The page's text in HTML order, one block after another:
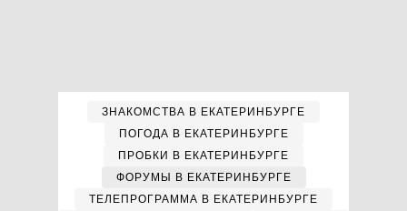
ЗНАКОМСТВА В ЕКАТЕРИНБУРГЕ
ПОГОДА В ЕКАТЕРИНБУРГЕ
ПРОБКИ В ЕКАТЕРИНБУРГЕ
ФОРУМЫ В ЕКАТЕРИНБУРГЕ
ТЕЛЕПРОГРАММА В ЕКАТЕРИНБУРГЕ